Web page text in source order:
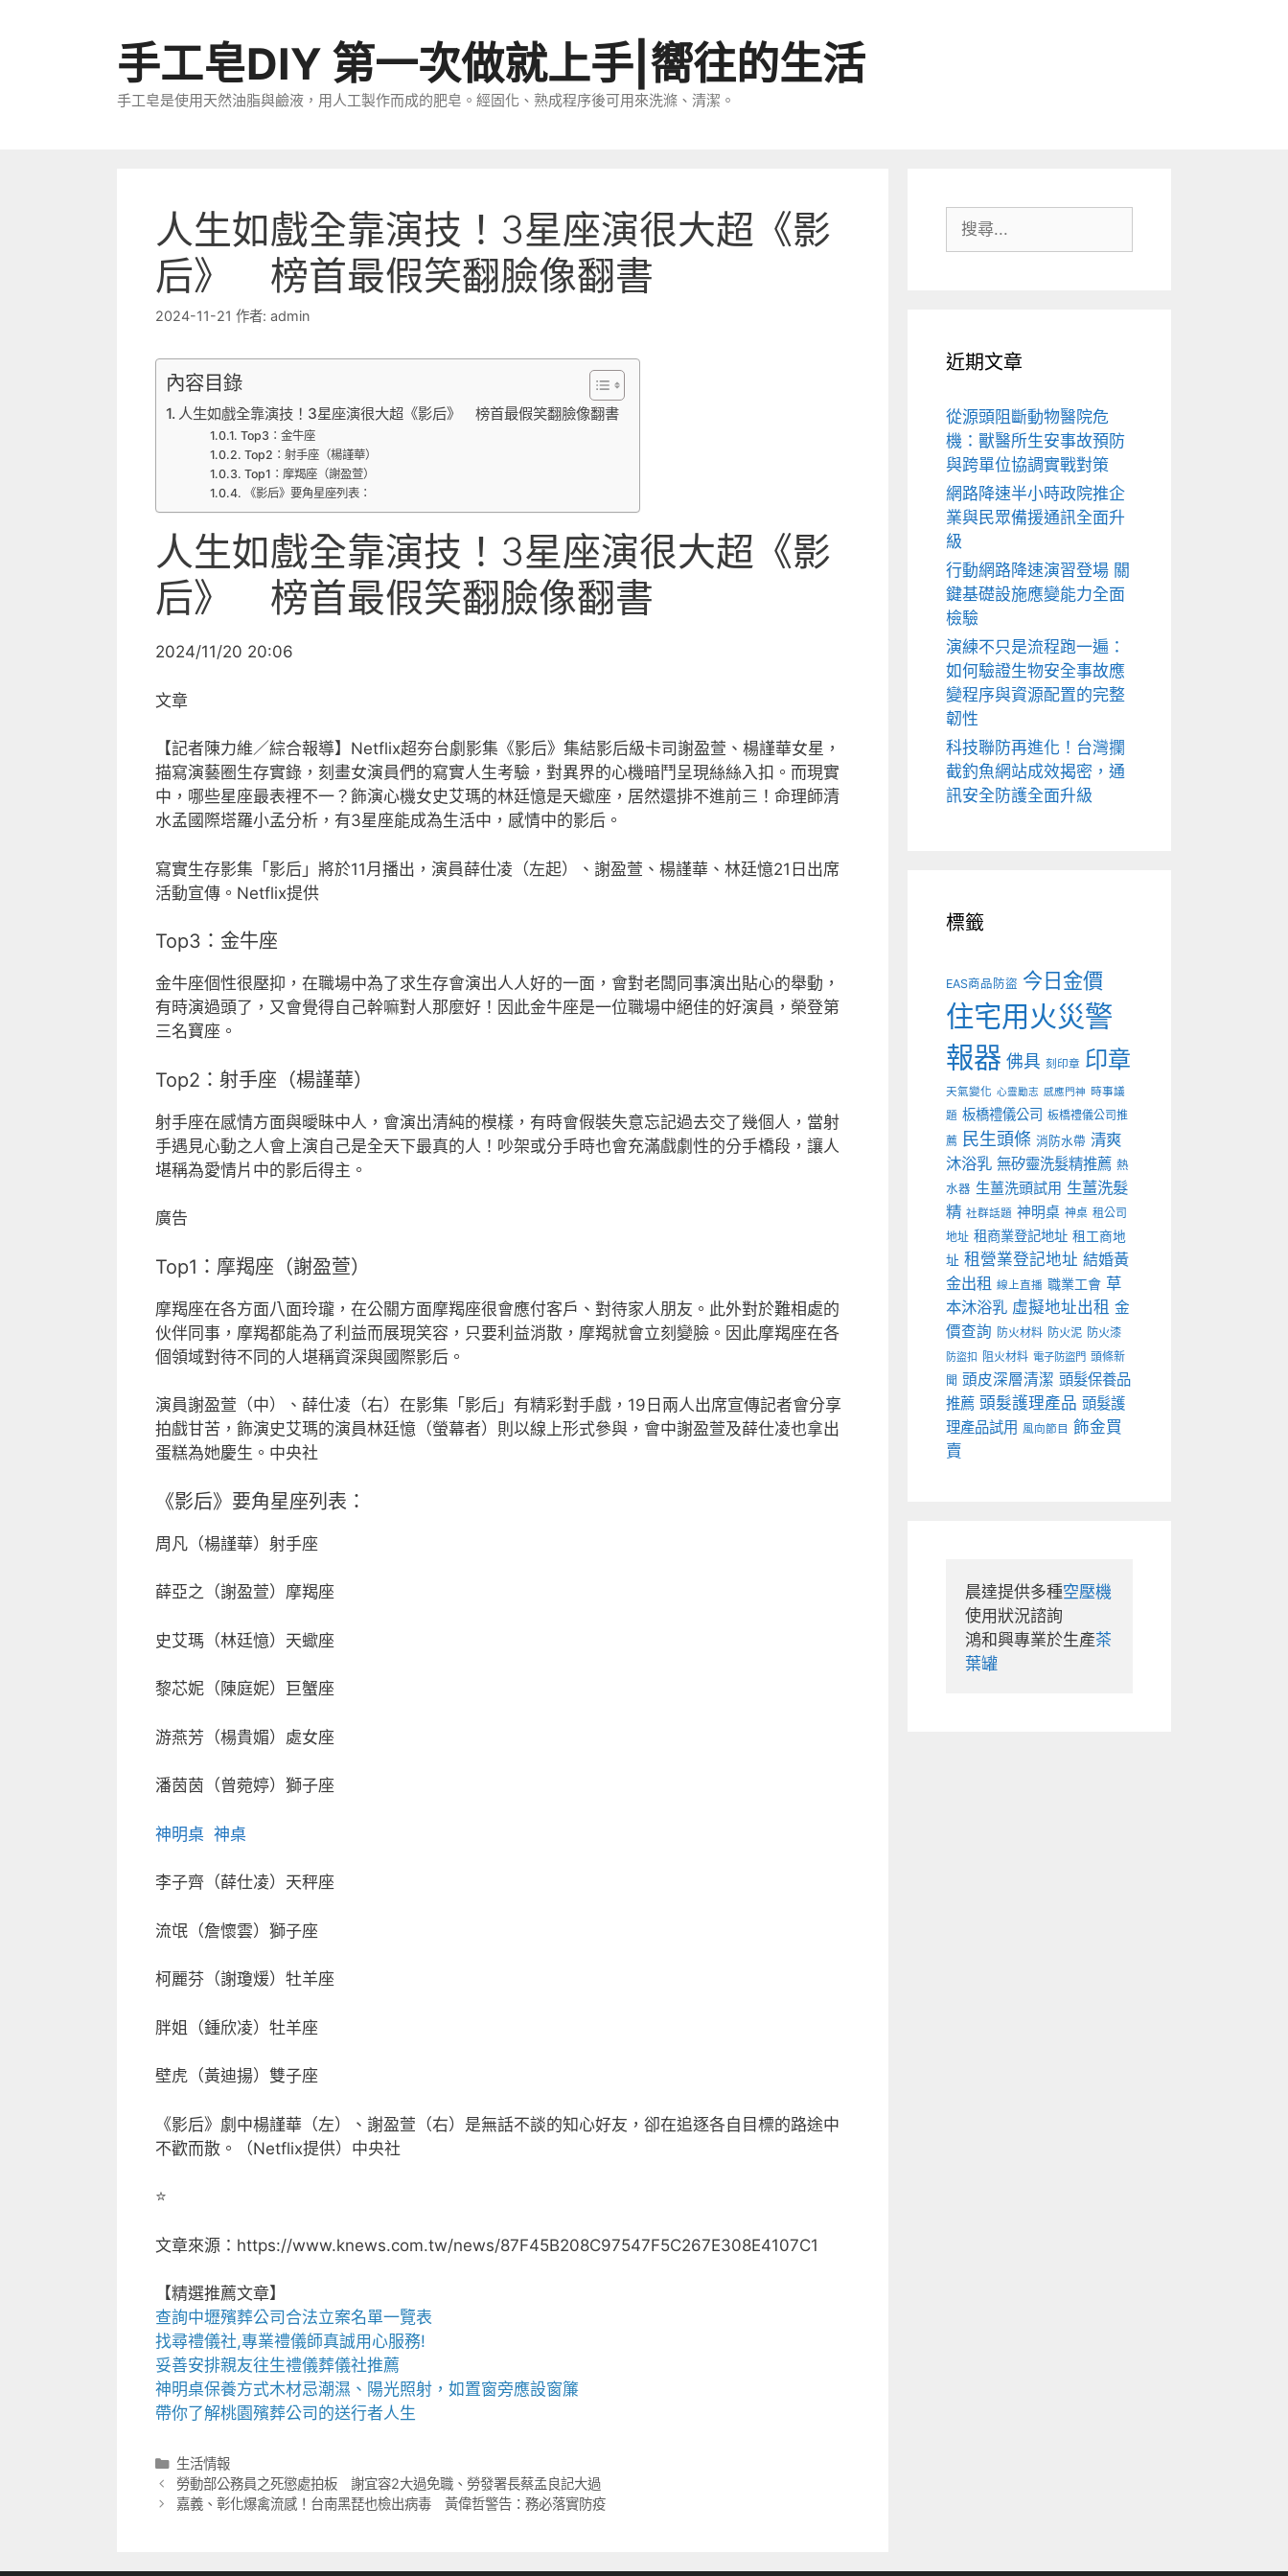
手工皂DIY 第一次做就上手|嚮往的生活
手工皂是使用天然油脂與鹼液，用人工製作而成的肥皂。經固化、熟成程序後可用來洗滌、清潔。
人生如戲全靠演技！3星座演很大超《影
后》 榜首最假笑翻臉像翻書
2024-11-21 作者: admin
內容目錄
人生如戲全靠演技！3星座演很大超《影后》 榜首最假笑翻臉像翻書
Top3：金牛座
Top2：射手座（楊謹華）
Top1：摩羯座（謝盈萱）
《影后》要角星座列表：
人生如戲全靠演技！3星座演很大超《影
后》 榜首最假笑翻臉像翻書
2024/11/20 20:06
文章
【記者陳力維／綜合報導】Netflix超夯台劇影集《影后》集結影后級卡司謝盈萱、楊謹華女星，
描寫演藝圈生存實錄，刻畫女演員們的寫實人生考驗，對異界的心機暗鬥呈現絲絲入扣。而現實
中，哪些星座最表裡不一？飾演心機女史艾瑪的林廷憶是天蠍座，居然還排不進前三！命理師清
水孟國際塔羅小孟分析，有3星座能成為生活中，感情中的影后。
寫實生存影集「影后」將於11月播出，演員薛仕凌（左起）、謝盈萱、楊謹華、林廷憶21日出席
活動宣傳。Netflix提供
Top3：金牛座
金牛座個性很壓抑，在職場中為了求生存會演出人人好的一面，會對老闆同事演出貼心的舉動，
有時演過頭了，又會覺得自己幹嘛對人那麼好！因此金牛座是一位職場中絕佳的好演員，榮登第
三名寶座。
Top2：射手座（楊謹華）
射手座在感情方面與曖昧中人，會演出清純的模樣，有時會假裝失意忘記過去交了幾個人，當射
手遇見心動之人會上演自己是全天下最真的人！吵架或分手時也會充滿戲劇性的分手橋段，讓人
堪稱為愛情片中的影后得主。
廣告
Top1：摩羯座（謝盈萱）
摩羯座在各方面八面玲瓏，在公關方面摩羯座很會應付客戶、對待家人朋友。此外對於難相處的
伙伴同事，摩羯都能為了利益而展現笑容，只要利益消散，摩羯就會立刻變臉。因此摩羯座在各
個領域對待不同的人堪稱資深與國際影后。
演員謝盈萱（中）、薛仕凌（右）在影集「影后」有精彩對手戲，19日兩人出席宣傳記者會分享
拍戲甘苦，飾演史艾瑪的演員林廷憶（螢幕者）則以線上形式參與，會中謝盈萱及薛仕凌也拿出
蛋糕為她慶生。中央社
《影后》要角星座列表：
周凡（楊謹華）射手座️
薛亞之（謝盈萱）摩羯座️
史艾瑪（林廷憶）天蠍座️
黎芯妮（陳庭妮）巨蟹座️
游燕芳（楊貴媚）處女座️
潘茵茵（曾菀婷）獅子座️
神明桌 神桌
李子齊（薛仕凌）天秤座️
流氓（詹懷雲）獅子座️
柯麗芬（謝瓊煖）牡羊座️
胖姐（鍾欣凌）牡羊座️
壁虎（黃迪揚）雙子座️
《影后》劇中楊謹華（左）、謝盈萱（右）是無話不談的知心好友，卻在追逐各自目標的路途中
不歡而散。（Netflix提供）中央社
⭐️
文章來源：https://www.knews.com.tw/news/87F45B208C97547F5C267E308E4107C1
【精選推薦文章】
查詢中壢殯葬公司 合法立案名單一覽表
找尋禮儀社,專業禮儀師真誠用心服務!
妥善安排親友往生禮儀葬儀社推薦
神明桌保養方式木材忌潮濕、陽光照射，如置窗旁應設窗簾
帶你了解桃園殯葬公司 的送行者人生
分
類
生活情報
勞動部公務員之死懲處拍板 謝宜容2大過免職、勞發署長蔡孟良記大過
嘉義、彰化爆禽流感！台南黑琵也檢出病毒 黃偉哲警告：務必落實防疫
尋:
近期文章
從源頭阻斷動物醫院危
機：獸醫所生安事故預防
與跨單位協調實戰對策
網路降速半小時政院推企
業與民眾備援通訊全面升
級
行動網路降速演習登場 關
鍵基礎設施應變能力全面
檢驗
演練不只是流程跑一遍：
如何驗證生物安全事故應
變程序與資源配置的完整
韌性
科技聯防再進化！台灣攔
截釣魚網站成效揭密，通
訊安全防護全面升級
標籤
EAS商品防盜 今日金價
住宅用火災警
報器 佛具 刻印章 印章
天氣變化 心靈勵志 感應門神 時事議
題 板橋禮儀公司 板橋禮儀公司推
薦 民生頭條 消防水帶 清爽
沐浴乳 無矽靈洗髮精推薦 熱
水器 生薑洗頭試用 生薑洗髮
精 社群話題 神明桌 神桌 租公司
地址 租商業登記地址 租工商地
址 租營業登記地址 結婚黃
金出租 線上直播 職業工會 草
本沐浴乳 虛擬地址出租 金
價查詢 防火材料 防火泥 防火漆
防盜扣 阻火材料 電子防盜門 頭條新
聞 頭皮深層清潔 頭髮保養品
推薦 頭髮護理產品 頭髮護
理產品試用 風向節目 飾金買
賣
晨達提供多種空壓機
使用狀況諮詢
鴻和興專業於生產茶
葉罐